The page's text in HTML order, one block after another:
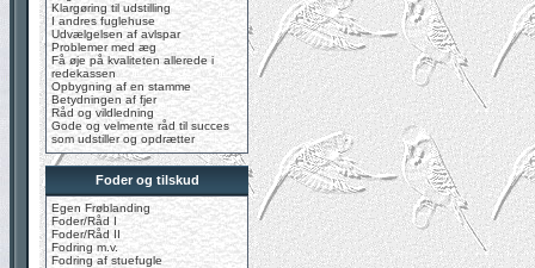
Klargøring til udstilling
I andres fuglehuse
Udvælgelsen af avlspar
Problemer med æg
Få øje på kvaliteten allerede i
redekassen
Opbygning af en stamme
Betydningen af fjer
Råd og vildledning
Gode og velmente råd til succes
som udstiller og opdrætter
Foder og tilskud
Egen Frøblanding
Foder/Råd I
Foder/Råd II
Fodring m.v.
Fodring af stuefugle